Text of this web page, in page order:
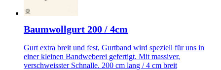
Baumwollgurt 200 / 4cm
Gurt extra breit und fest, Gurtband wird speziell für uns in
einer kleinen Bandweberei gefertigt. Mit massiver,
verschweisster Schnalle. 200 cm lang / 4 cm breit